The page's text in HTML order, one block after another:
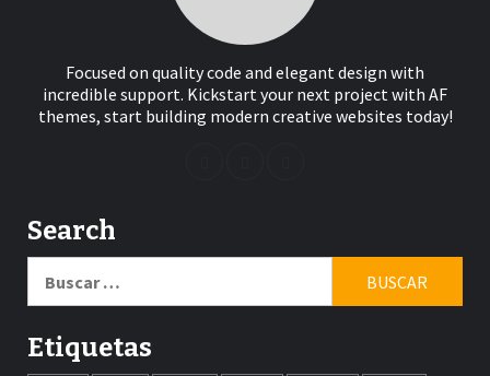
Focused on quality code and elegant design with
incredible support. Kickstart your next project with AF
themes, start building modern creative websites today!
Search
Etiquetas